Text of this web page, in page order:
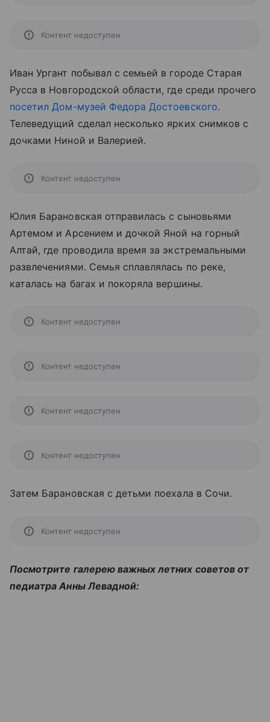
Контент недоступен
Иван Ургант побывал с семьей в городе Старая
Русса в Новгородской области, где среди прочего
посетил Дом-музей Федора Достоевского.
Телеведущий сделал несколько ярких снимков с
дочками Ниной и Валерией.
Контент недоступен
Юлия Барановская отправилась с сыновьями
Артемом и Арсением и дочкой Яной на горный
Алтай, где проводила время за экстремальными
развлечениями. Семья сплавлялась по реке,
каталась на багах и покоряла вершины.
Контент недоступен
Контент недоступен
Контент недоступен
Контент недоступен
Затем Барановская с детьми поехала в Сочи.
Контент недоступен
Посмотрите галерею важных летних советов от
педиатра Анны Левадной: